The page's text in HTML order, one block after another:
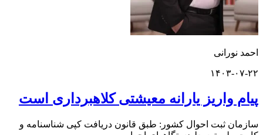
۲۲
واریز یارانه معیشتی کلاهبرداری است
ثبت احوال کشور: طبق قانون دریافت کپی شناسنامه و